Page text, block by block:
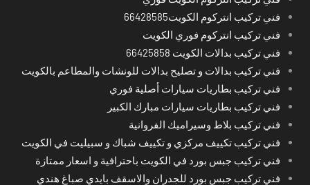
فني تركيب انتركوم الكويت66428585
فني تركيب انتركوم فوري الكويت
فني تركيب بدالات الكويت 66425858
فني تركيب بدالات و تصليح بدالات للونشات والمطاعم بالكويت
فني تركيب بطاريات سيارات أصلية فوري
فني تركيب بطاريات سيارات مبارك الكبير
فني تركيب بلاط وسيراميك الفروانية
فني تركيب تكييف مركزي و تكييف شباك و سبيليت في الكويت
فني تركيب جبس بورد في الكويت باحترافية و اسعار ممتازة
فني تركيب جبس بورد للجدران والاسقف بايدي صباغ هندي